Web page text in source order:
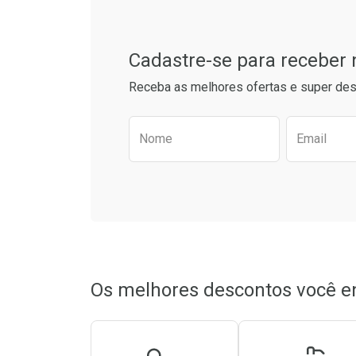
Ativar Desconto
Cadastre-se para receber
Receba as melhores ofertas e super
Preencha o formulário
Nome Email
Os melhores descontos você